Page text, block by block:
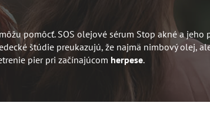
pomôcť. SOS olejové sérum Stop akné a jeho
štúdie preukazujú, že najmä nimbový olej,
pier pri začínajúcom herpese.